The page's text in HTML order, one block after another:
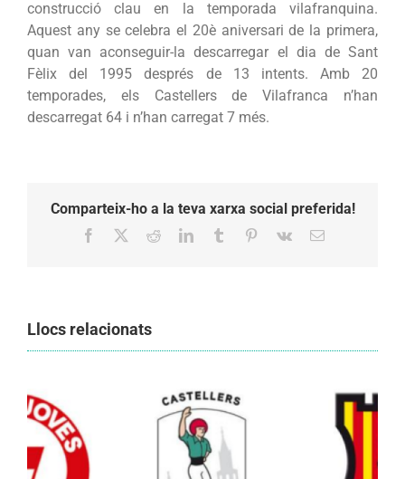
construcció clau en la temporada vilafranquina.
Aquest any se celebra el 20è aniversari de la primera,
quan van aconseguir-la descarregar el dia de Sant
Fèlix del 1995 després de 13 intents. Amb 20
temporades, els Castellers de Vilafranca n’han
descarregat 64 i n’han carregat 7 més.
Comparteix-ho a la teva xarxa social preferida!
Facebook RedditLinkedInTumblr Pinterest
Vk Email:
Llocs relacionats